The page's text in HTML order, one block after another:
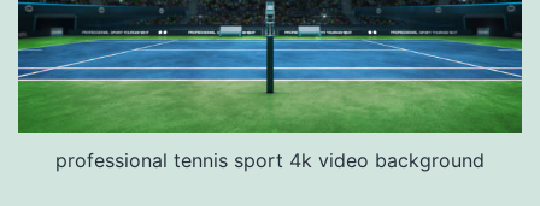
professional tennis sport 4k video background